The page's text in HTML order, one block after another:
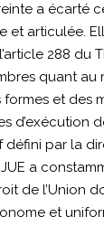
a écarté
et articulée.
288 du
quant au
et des
d’exécution
défini par la
a
de l’Union
et